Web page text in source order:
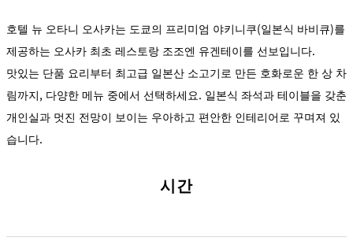
a
s
호텔 뉴 오타니 오사카는 도쿄의 프리미엄 야키니쿠(일본식 바비큐)를
제공하는 오사카 최초 레스토랑 조조엔 유겐테이를 선보입니다.
맛있는 단품 요리부터 최고급 일본산 소고기로 만든 호화로운 한 상 차
림까지, 다양한 메뉴 중에서 선택하세요. 일본식 좌석과 테이블을 갖춘
개인실과 멋진 전망이 보이는 우아하고 편안한 인테리어로 꾸며져 있
습니다.
시간